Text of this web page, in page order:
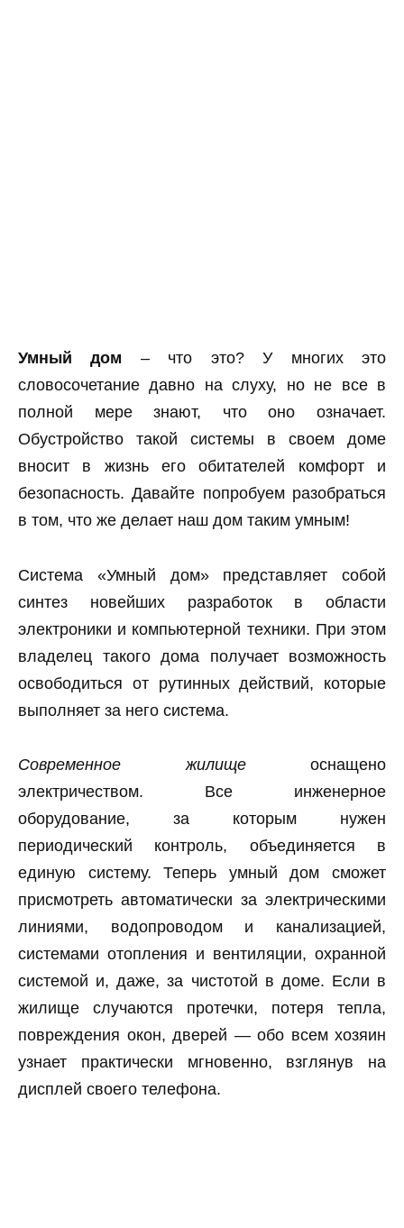
Умный дом – что это? У многих это
словосочетание давно на слуху, но не все в
полной мере знают, что оно означает.
Обустройство такой системы в своем доме
вносит в жизнь его обитателей комфорт и
безопасность. Давайте попробуем разобраться
в том, что же делает наш дом таким умным!
Система «Умный дом» представляет собой
синтез новейших разработок в области
электроники и компьютерной техники. При этом
владелец такого дома получает возможность
освободиться от рутинных действий, которые
выполняет за него система.
Современное жилищеоснащено
электричеством. Все инженерное
оборудование, за которым нужен
периодический контроль, объединяется в
единую систему. Теперь умный дом сможет
присмотреть автоматически за электрическими
линиями, водопроводом и канализацией,
системами отопления и вентиляции, охранной
системой и, даже, за чистотой в доме. Если в
жилище случаются протечки, потеря тепла,
повреждения окон, дверей — обо всем хозяин
узнает практически мгновенно, взглянув на
дисплей своего телефона.